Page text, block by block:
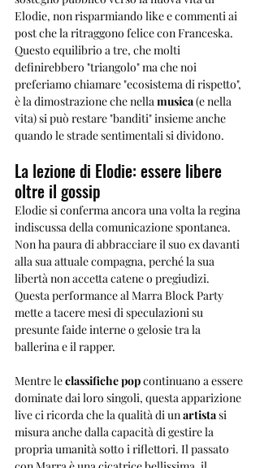
Elodie, non risparmiando like e commenti ai
post che la ritraggono felice con Franceska.
Questo equilibrio a tre, che molti
definirebbero "triangolo" ma che noi
preferiamo chiamare "ecosistema di rispetto",
è la dimostrazione che nella musica (e nella
vita) si può restare "banditi" insieme anche
quando le strade sentimentali si dividono.
La lezione di Elodie: essere libere
oltre il gossip
Elodie si conferma ancora una volta la regina
indiscussa della comunicazione spontanea.
Non ha paura di abbracciare il suo ex davanti
alla sua attuale compagna, perché la sua
libertà non accetta catene o pregiudizi.
Questa performance al Marra Block Party
mette a tacere mesi di speculazioni su
presunte faide interne o gelosie tra la
ballerina e il rapper.
Mentre le classifiche pop continuano a essere
dominate dai loro singoli, questa apparizione
live ci ricorda che la qualità di un artista si
misura anche dalla capacità di gestire la
propria umanità sotto i riflettori. Il passato